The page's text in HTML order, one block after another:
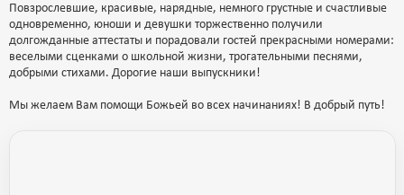
Повзрослевшие, красивые, нарядные, немного грустные и счастливые
одновременно, юноши и девушки торжественно получили
долгожданные аттестаты и порадовали гостей прекрасными номерами:
веселыми сценками о школьной жизни, трогательными песнями,
добрыми стихами. Дорогие наши выпускники!
Мы желаем Вам помощи Божьей во всех начинаниях! В добрый путь!